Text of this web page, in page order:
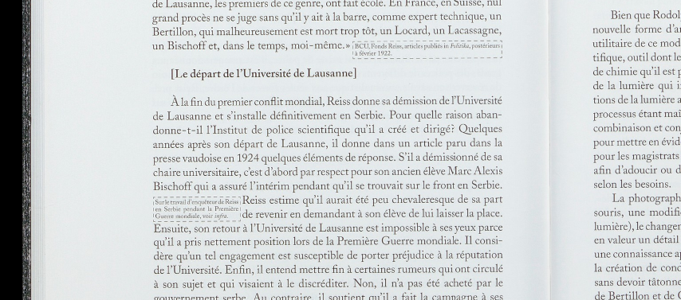
Lieu
d'édition
Date
d'édition
Information
édition
l'exposition : "Le théâtre du
Rodolphe A. Reiss", Musée de
l'Elysée, Lausanne, 27 juin - 25
Catégorie
Type de
reliure
Information
images
Nombre de
pages
Format
Langues
ISBN/ISSN